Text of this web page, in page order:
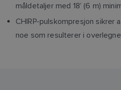
måldetaljer med 18’ (6 m)
CHIRP-pulskompresjon sikrer
noe som resulterer i